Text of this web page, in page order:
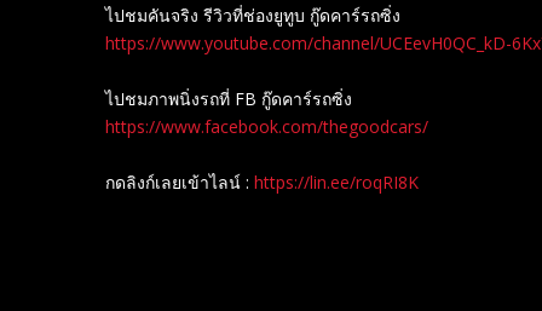
ไปชมคันจริง รีวิวที่ช่องยู​ทูบ​ กู๊ดคาร์รถซิ่ง
https://www.youtube.com/channel/UCEevH0QC_kD-
ไปชมภาพนิ่งรถที่ FB กู๊ดคาร์รถซิ่ง
https://www.facebook.com/thegoodcars/
กดลิงก์เลยเข้าไลน์ : https://lin.ee/roqRI8K